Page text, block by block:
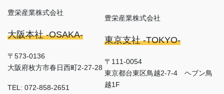
豊栄産業株式会社
大阪本社 -OSAKA-
〒573-0136
大阪府枚方市春日西町2-27-28
TEL: 072-858-2651
豊栄産業株式会社
東京支社 -TOKYO-
〒111-0054
東京都台東区鳥越2-7-4 ヘブン鳥
越1F